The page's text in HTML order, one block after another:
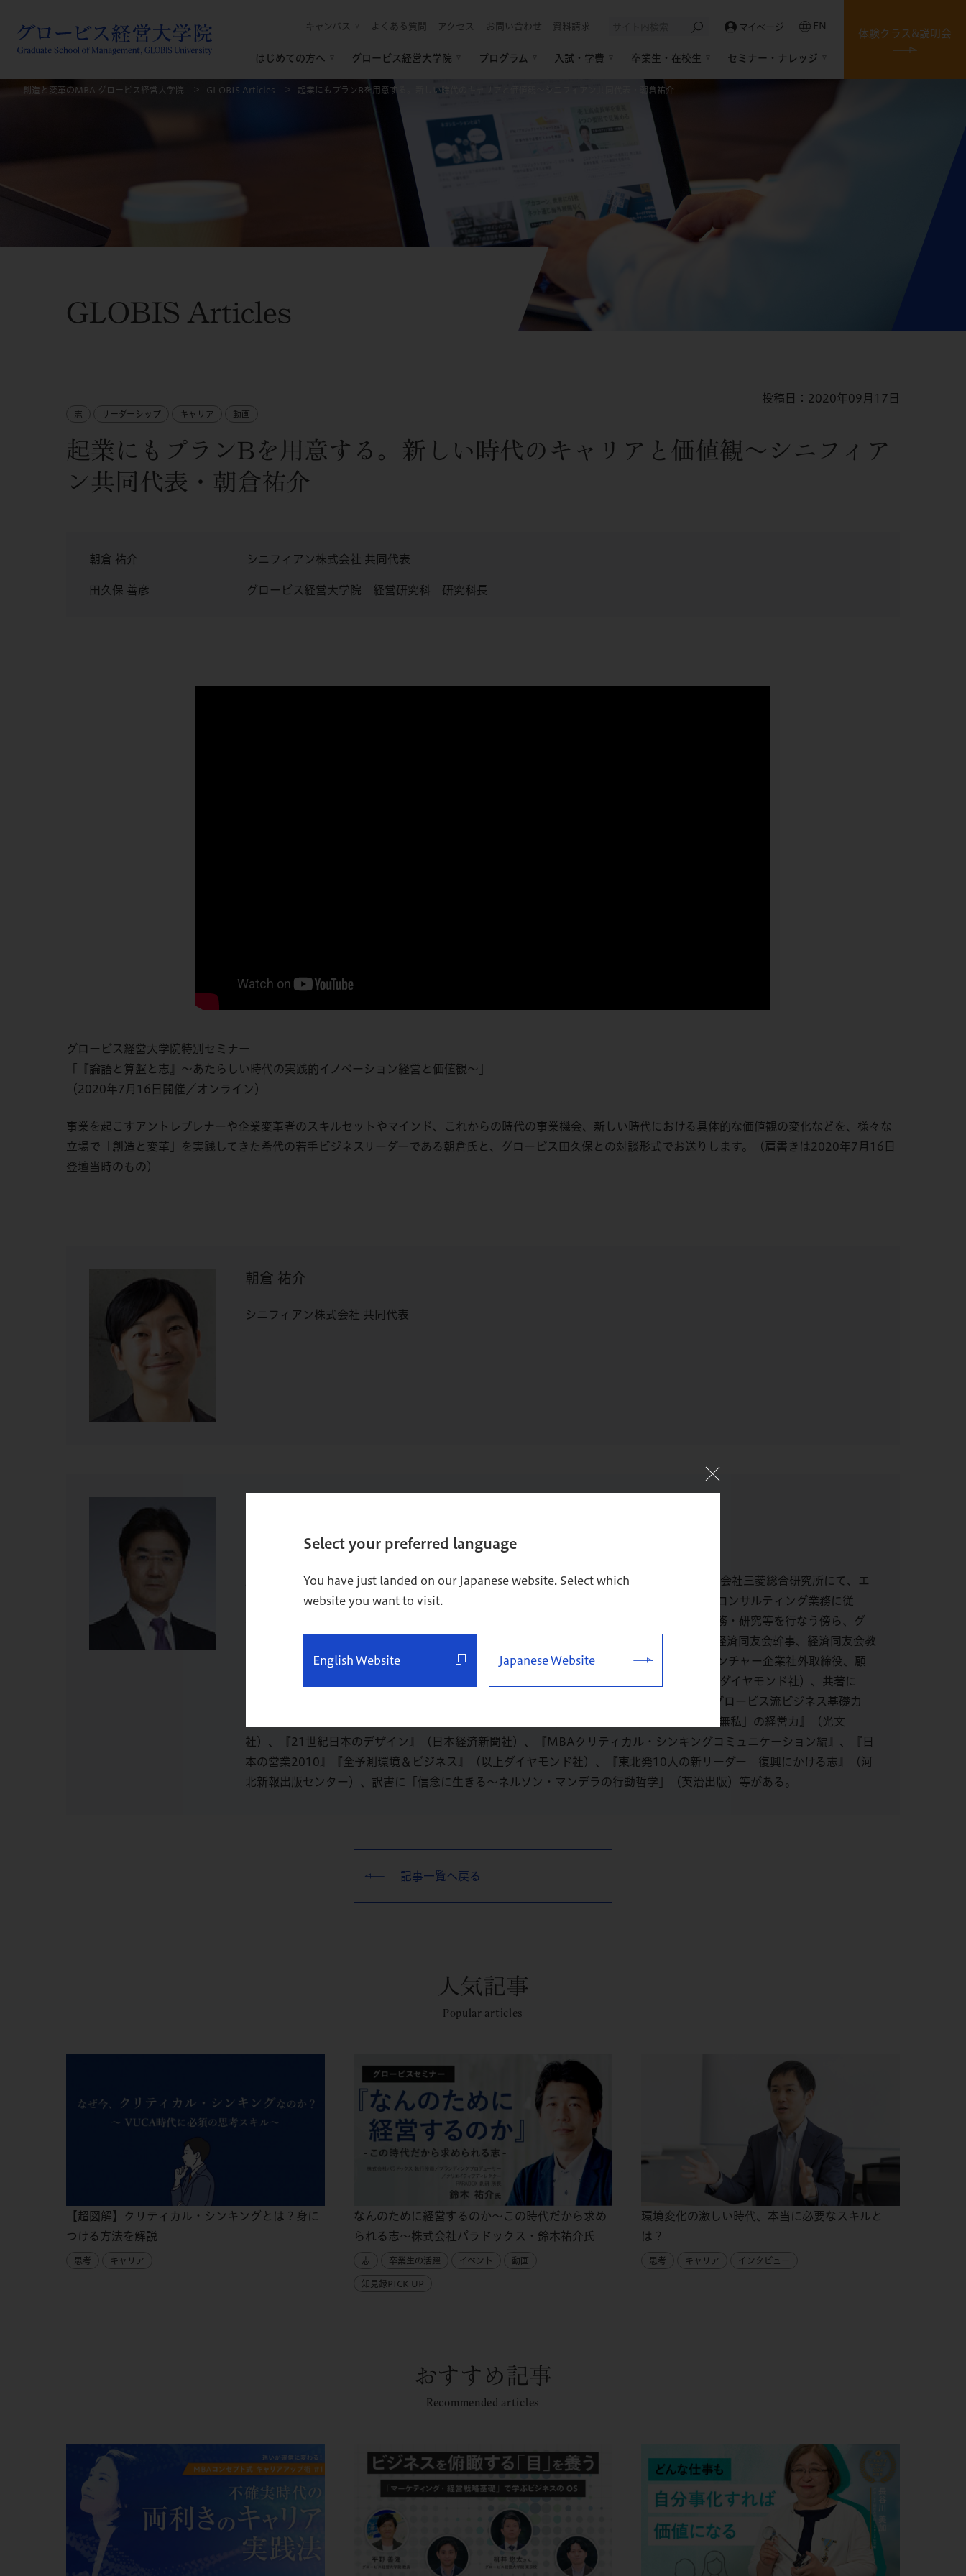
キャンパス よくある質問 アクセス お問い合わせ 資料請求 マイページ EN
はじめての方へ グロービス経営大学院 プログラム 入試・学費 卒業生・在校生 セミナー・ナレッジ
体験クラス&説明会
Select your preferred language
You have just landed on our Japanese website. Select which
website you want to visit.
English Website Japanese Website
創造と変革のMBA グロービス経営大学院 GLOBIS Articles 起業にもプランBを用意する。新しい時代のキャリアと価値観～シニフィアン共同代表・朝倉祐介
GLOBIS Articles
志 リーダーシップ キャリア 動画
投稿日：2020年09月17日
起業にもプランBを用意する。新しい時代のキャリアと価値観～シニフィア
ン共同代表・朝倉祐介
朝倉 祐介 シニフィアン株式会社 共同代表
田久保 善彦 グロービス経営大学院 経営研究科 研究科長
グロービス経営大学院特別セミナー
「『論語と算盤と志』～あたらしい時代の実践的イノベーション経営と価値観～」
（2020年7月16日開催／オンライン）
事業を起こすアントレプレナーや企業変革者のスキルセットやマインド、これからの時代の事業機会、新しい時代における具体的な価値観の変化などを、様々な
立場で「創造と変革」を実践してきた希代の若手ビジネスリーダーである朝倉氏と、グロービス田久保との対談形式でお送りします。（肩書きは2020年7月16日
登壇当時のもの）
朝倉 祐介
シニフィアン株式会社 共同代表
グロービス経営大学院 経営研究科 研究科長
慶應義塾大学理工学部卒業、同大学院理工学研究科修了。スイスIMD PEDコース修了。株式会社三菱総合研究所にて、エ
ネルギー産業、中央省庁（経済産業省、文部科学省他）、自治体などを中心に調査、研究、コンサルティング業務に従
事。現在グロービス経営大学院及びグロービス・マネジメント・スクールにて企画・運営業務・研究等を行なう傍ら、グ
ロービス経営大学院及び企業研修におけるリーダーシップ開発系・思考科目の教鞭を執る。経済同友会幹事、経済同友会教
育問題委員会副委員長（2012年）、経済同友会教育改革委員会副委員長（2013年度）、ベンチャー企業社外取締役、顧
問、NPO法人の理事等も務める。著書に『ビジネス数字力を鍛える』『社内を動かす力』（ダイヤモンド社）、共著に
『志を育てる』、『グロービス流 キャリアをつくる技術と戦略』、『27歳からのMBA グロービス流ビジネス基礎力
10』、『創業三〇〇年の長寿企業はなぜ栄え続けるのか』（東洋経済新報社）、『日本型「無私」の経営力』（光文
社）、『21世紀日本のデザイン』（日本経済新聞社）、『MBAクリティカル・シンキングコミュニケーション編』、『日
本の営業2010』『全予測環境＆ビジネス』（以上ダイヤモンド社）、『東北発10人の新リーダー 復興にかける志』（河
北新報出版センター）、訳書に「信念に生きる～ネルソン・マンデラの行動哲学」（英治出版）等がある。
記事一覧へ戻る
人気記事
Popular articles
【超図解】クリティカル・シンキングとは？身に
つける方法を解説
思考 キャリア
なんのために経営するのか～この時代だから求め
られる志～株式会社パラドックス・鈴木祐介氏
志 卒業生の活躍 イベント 動画
知見録PICK UP
環境変化の激しい時代、本当に必要なスキルと
は？
思考 キャリア インタビュー
おすすめ記事
Recommended articles